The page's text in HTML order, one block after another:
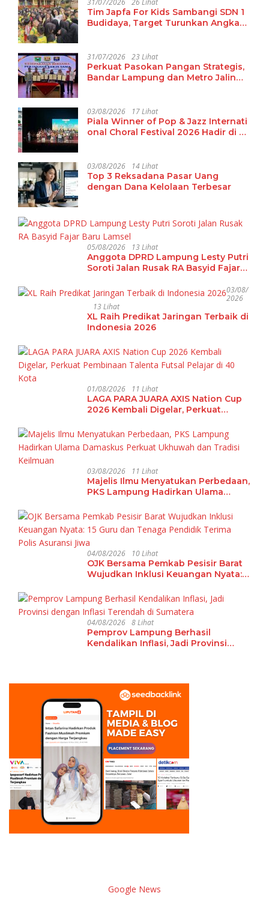
Tim Japfa For Kids Sambangi SDN 1
Budidaya, Target Turunkan Angka
31/07/2026 23 Lihat
Perkuat Pasokan Pangan Strategis,
Bandar Lampung dan Metro Jalin
03/08/2026 17 Lihat
Piala Winner of Pop & Jazz Internati
onal Choral Festival 2026 Hadir di La
03/08/2026 14 Lihat
Top 3 Reksadana Pasar Uang
dengan Dana Kelolaan Terbesar
05/08/2026 13 Lihat
Anggota DPRD Lampung Lesty Putri
Soroti Jalan Rusak RA Basyid Fajar
03/08/
2026
13 Lihat
XL Raih Predikat Jaringan Terbaik di
Indonesia 2026
01/08/2026 11 Lihat
LAGA PARA JUARA AXIS Nation Cup
2026 Kembali Digelar, Perkuat
40 Kota
03/08/2026 11 Lihat
Majelis Ilmu Menyatukan Perbedaan,
PKS Lampung Hadirkan Ulama
Tradisi Keilmuan
04/08/2026 10 Lihat
OJK Bersama Pemkab Pesisir Barat
Wujudkan Inklusi Keuangan Nyata:
Polis Asuransi Jiwa
04/08/2026 8 Lihat
Pemprov Lampung Berhasil
Kendalikan Inflasi, Jadi Provinsi
Google News